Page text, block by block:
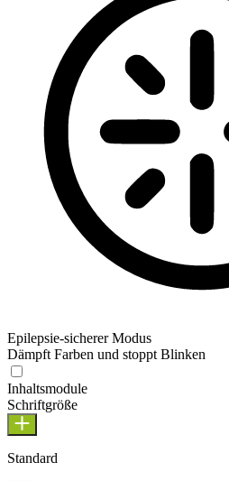
Epilepsie-sicherer Modus
Dämpft Farben und stoppt Blinken
Inhaltsmodule
Schriftgröße
Standard